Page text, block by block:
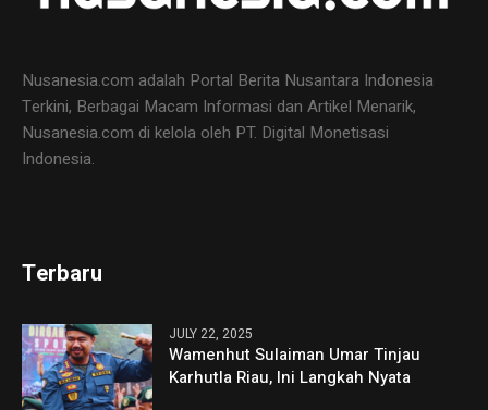
Nusanesia.com adalah Portal Berita Nusantara Indonesia
Terkini, Berbagai Macam Informasi dan Artikel Menarik,
Nusanesia.com di kelola oleh PT. Digital Monetisasi
Indonesia.
Terbaru
JULY 22, 2025
Wamenhut Sulaiman Umar Tinjau
Karhutla Riau, Ini Langkah Nyata